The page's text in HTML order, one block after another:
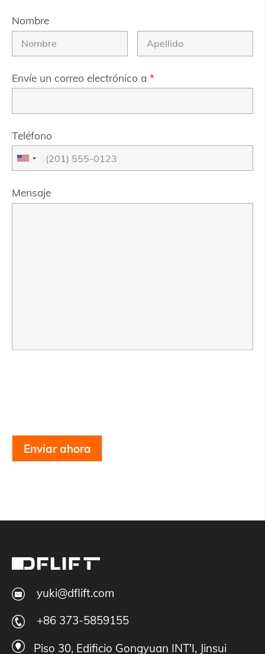
Nombre
Envíe un correo electrónico a *
Teléfono
Mensaje
Enviar ahora
yuki@dflift.com
+86 373-5859155
Piso 30, Edificio Gongyuan INT'I, Jinsui